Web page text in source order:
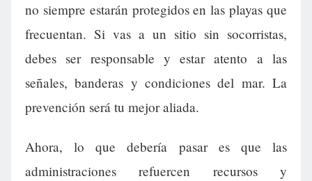
no siempre estarán protegidos en las playas que
frecuentan. Si vas a un sitio sin socorristas,
debes ser responsable y estar atento a las
señales, banderas y condiciones del mar. La
prevención será tu mejor aliada.
Ahora, lo que debería pasar es que las
administraciones refuercen recursos y